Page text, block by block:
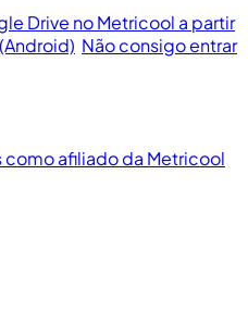
Drive no Metricool a partir
Não consigo entrar
afiliado da Metricool